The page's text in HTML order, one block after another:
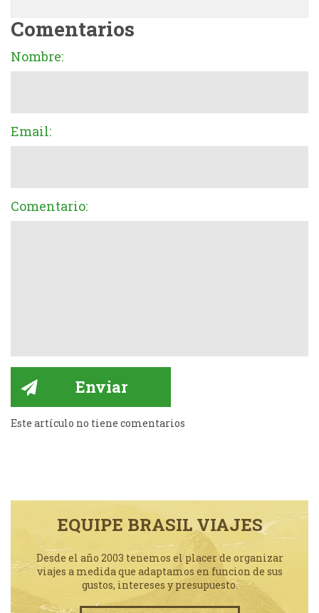
Comentarios
Nombre:
Email:
Comentario:
Este artículo no tiene comentarios
EQUIPE BRASIL VIAJES
Desde el año 2003 tenemos el placer de organizar
viajes a medida que adaptamos en funcion de sus
gustos, intereses y presupuesto.